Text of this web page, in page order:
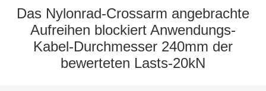
QUALITÄTSKONTROLLE
TRETEN
Das Nylonrad-Crossarm angebrachte
Aufreihen blockiert Anwendungs-
Kabel-Durchmesser 240mm der
bewerteten Lasts-20kN